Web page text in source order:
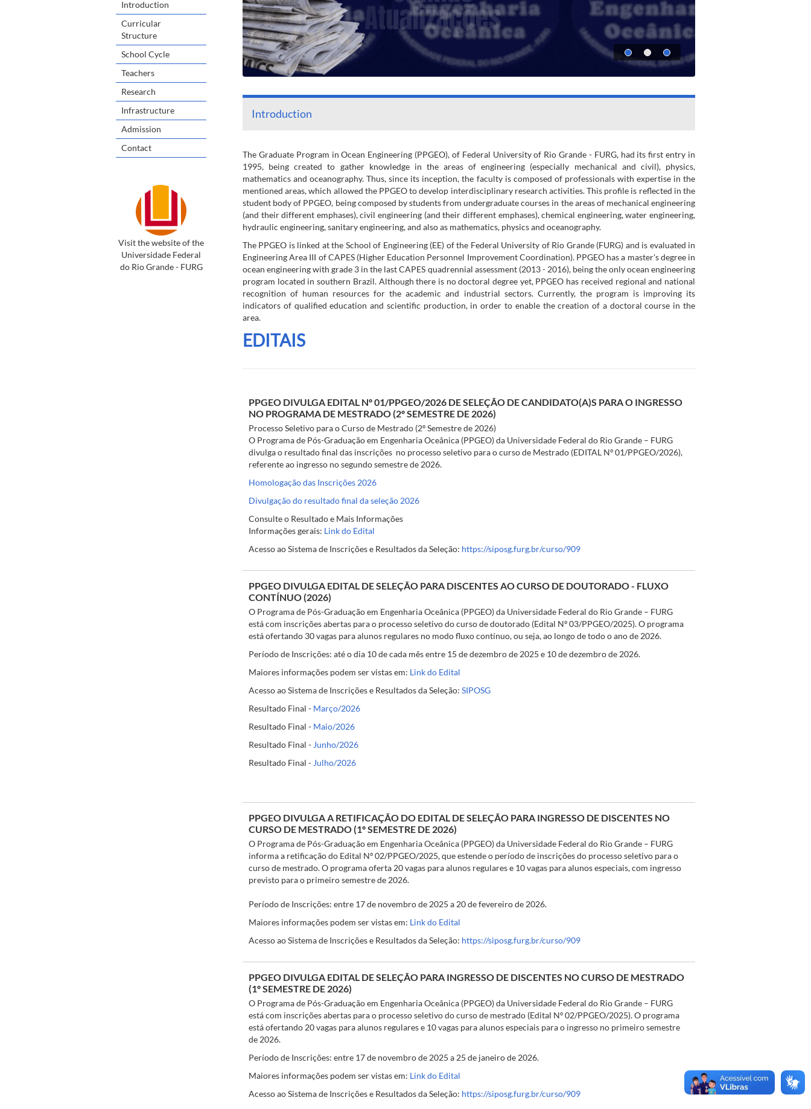
Introduction
Curricular
Structure
School Cycle
Teachers
Research
Infrastructure
Admission
Contact
Visit the website of the
Universidade Federal
do Rio Grande - FURG
Introduction
The Graduate Program in Ocean Engineering (PPGEO), of Federal University of Rio Grande - FURG, had its first entry in
1995, being created to gather knowledge in the areas of engineering (especially mechanical and civil), physics,
mathematics and oceanography. Thus, since its inception, the faculty is composed of professionals with expertise in the
mentioned areas, which allowed the PPGEO to develop interdisciplinary research activities. This profile is reflected in the
student body of PPGEO, being composed by students from undergraduate courses in the areas of mechanical engineering
(and their different emphases), civil engineering (and their different emphases), chemical engineering, water engineering,
hydraulic engineering, sanitary engineering, and also as mathematics, physics and oceanography.
The PPGEO is linked at the School of Engineering (EE) of the Federal University of Rio Grande (FURG) and is evaluated in
Engineering Area III of CAPES (Higher Education Personnel Improvement Coordination). PPGEO has a master's degree in
ocean engineering with grade 3 in the last CAPES quadrennial assessment (2013 - 2016), being the only ocean engineering
program located in southern Brazil. Although there is no doctoral degree yet, PPGEO has received regional and national
recognition of human resources for the academic and industrial sectors. Currently, the program is improving its
indicators of qualified education and scientific production, in order to enable the creation of a doctoral course in the
area.
EDITAIS
PPGEO DIVULGA EDITAL Nº 01/PPGEO/2026 DE SELEÇÃO DE CANDIDATO(A)S PARA O INGRESSO
NO PROGRAMA DE MESTRADO (2º SEMESTRE DE 2026)
Processo Seletivo para o Curso de Mestrado (2º Semestre de 2026)
O Programa de Pós-Graduação em Engenharia Oceânica (PPGEO) da Universidade Federal do Rio Grande – FURG
divulga o resultado final das inscrições no processo seletivo para o curso de Mestrado (EDITAL Nº 01/PPGEO/2026),
referente ao ingresso no segundo semestre de 2026.
Homologação das Inscrições 2026
Divulgação do resultado final da seleção 2026
Consulte o Resultado e Mais Informações
Informações gerais: Link do Edital
Acesso ao Sistema de Inscrições e Resultados da Seleção: https://siposg.furg.br/curso/909
PPGEO DIVULGA EDITAL DE SELEÇÃO PARA DISCENTES AO CURSO DE DOUTORADO - FLUXO
CONTÍNUO (2026)
O Programa de Pós-Graduação em Engenharia Oceânica (PPGEO) da Universidade Federal do Rio Grande – FURG
está com inscrições abertas para o processo seletivo do curso de doutorado (Edital Nº 03/PPGEO/2025). O programa
está ofertando 30 vagas para alunos regulares no modo fluxo contínuo, ou seja, ao longo de todo o ano de 2026.
Período de Inscrições: até o dia 10 de cada mês entre 15 de dezembro de 2025 e 10 de dezembro de 2026.
Maiores informações podem ser vistas em: Link do Edital
Acesso ao Sistema de Inscrições e Resultados da Seleção: SIPOSG
Resultado Final - Março/2026
Resultado Final - Maio/2026
Resultado Final - Junho/2026
Resultado Final - Julho/2026
PPGEO DIVULGA A RETIFICAÇÃO DO EDITAL DE SELEÇÃO PARA INGRESSO DE DISCENTES NO
CURSO DE MESTRADO (1º SEMESTRE DE 2026)
O Programa de Pós-Graduação em Engenharia Oceânica (PPGEO) da Universidade Federal do Rio Grande – FURG
informa a retificação do Edital Nº 02/PPGEO/2025, que estende o período de inscrições do processo seletivo para o
curso de mestrado. O programa oferta 20 vagas para alunos regulares e 10 vagas para alunos especiais, com ingresso
previsto para o primeiro semestre de 2026.
Período de Inscrições: entre 17 de novembro de 2025 a 20 de fevereiro de 2026.
Maiores informações podem ser vistas em: Link do Edital
Acesso ao Sistema de Inscrições e Resultados da Seleção: https://siposg.furg.br/curso/909
PPGEO DIVULGA EDITAL DE SELEÇÃO PARA INGRESSO DE DISCENTES NO CURSO DE MESTRADO
(1º SEMESTRE DE 2026)
O Programa de Pós-Graduação em Engenharia Oceânica (PPGEO) da Universidade Federal do Rio Grande – FURG
está com inscrições abertas para o processo seletivo do curso de mestrado (Edital Nº 02/PPGEO/2025). O programa
está ofertando 20 vagas para alunos regulares e 10 vagas para alunos especiais para o ingresso no primeiro semestre
de 2026.
Período de Inscrições: entre 17 de novembro de 2025 a 25 de janeiro de 2026.
Maiores informações podem ser vistas em: Link do Edital
Acesso ao Sistema de Inscrições e Resultados da Seleção: https://siposg.furg.br/curso/909